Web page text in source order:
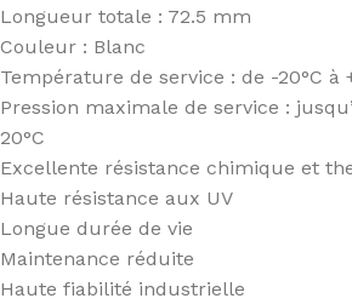
Longueur totale : 72.5 mm
Couleur : Blanc
Température de service : de -20°C à
Pression maximale de service :
20°C
Excellente résistance chimique et
Haute résistance aux UV
Longue durée de vie
Maintenance réduite
Haute fiabilité industrielle